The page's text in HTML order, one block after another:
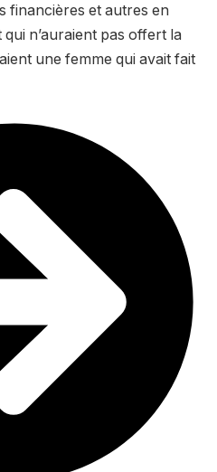
financières et autres en
n’auraient pas offert la
une femme qui avait fait